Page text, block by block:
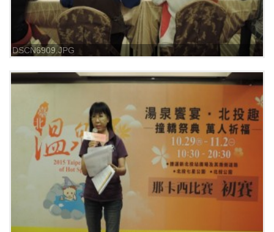
DSCN6909.JPG